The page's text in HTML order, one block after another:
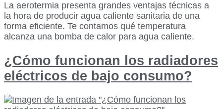
La aerotermia presenta grandes ventajas técnicas a
la hora de producir agua caliente sanitaria de una
forma eficiente. Te contamos qué temperatura
alcanza una bomba de calor para agua caliente.
¿Cómo funcionan los radiadores
eléctricos de bajo consumo?